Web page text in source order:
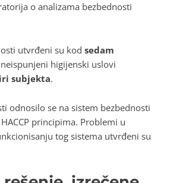
o analizama bezbednosti
utvrđeni su kod sedam
higijenski uslovi
subjekta.
odnosilo se na sistem bezbednosti
principima. Problemi u
tog sistema utvrđeni su